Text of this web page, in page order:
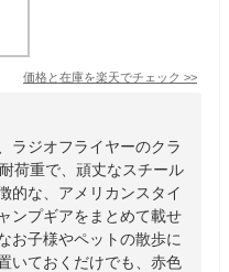
価格と在庫を楽天でチェック >>
ラジオフライヤーのクラ
荷重で、頑丈なスチール
的な、アメリカンスタイ
ンプギアをまとめて載せ
お子様やペットの散歩に
いておくだけでも、赤色